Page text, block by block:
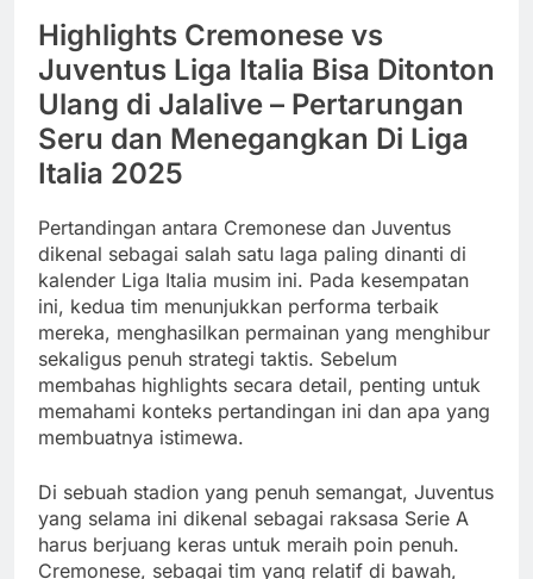
Highlights Cremonese vs
Juventus Liga Italia Bisa Ditonton
Ulang di Jalalive – Pertarungan
Seru dan Menegangkan Di Liga
Italia 2025
Pertandingan antara Cremonese dan Juventus
dikenal sebagai salah satu laga paling dinanti di
kalender Liga Italia musim ini. Pada kesempatan
ini, kedua tim menunjukkan performa terbaik
mereka, menghasilkan permainan yang menghibur
sekaligus penuh strategi taktis. Sebelum
membahas highlights secara detail, penting untuk
memahami konteks pertandingan ini dan apa yang
membuatnya istimewa.
Di sebuah stadion yang penuh semangat, Juventus
yang selama ini dikenal sebagai raksasa Serie A
harus berjuang keras untuk meraih poin penuh.
Cremonese, sebagai tim yang relatif di bawah,